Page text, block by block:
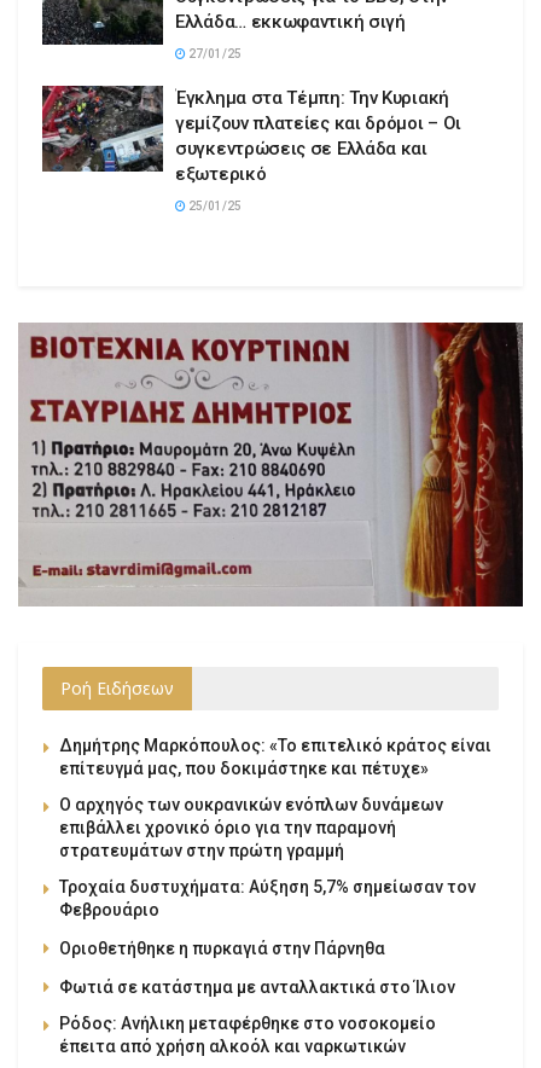
Ελλάδα… εκκωφαντική σιγή
27/01/25
Έγκλημα στα Τέμπη: Την Κυριακή
γεμίζουν πλατείες και δρόμοι – Οι
συγκεντρώσεις σε Ελλάδα και
εξωτερικό
25/01/25
Ροή Ειδήσεων
Δημήτρης Μαρκόπουλος: «Το επιτελικό κράτος είναι
επίτευγμά μας, που δοκιμάστηκε και πέτυχε»
Ο αρχηγός των ουκρανικών ενόπλων δυνάμεων
επιβάλλει χρονικό όριο για την παραμονή
στρατευμάτων στην πρώτη γραμμή
Τροχαία δυστυχήματα: Αύξηση 5,7% σημείωσαν τον
Φεβρουάριο
Οριοθετήθηκε η πυρκαγιά στην Πάρνηθα
Φωτιά σε κατάστημα με ανταλλακτικά στο Ίλιον
Ρόδος: Ανήλικη μεταφέρθηκε στο νοσοκομείο
έπειτα από χρήση αλκοόλ και ναρκωτικών